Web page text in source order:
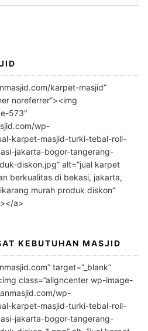
karpet-masjid”
noreferrer”><img
573″
wp-
karpet-masjid-turki-tebal-roll-
jakarta-bogor-tangerang-
diskon.jpg” alt=”jual karpet
berkualitas di bekasi, jakarta,
murah produk diskon”
a>
KEBUTUHAN MASJID
target=”_blank”
class=”aligncenter wp-image-
wp-
karpet-masjid-turki-tebal-roll-
jakarta-bogor-tangerang-